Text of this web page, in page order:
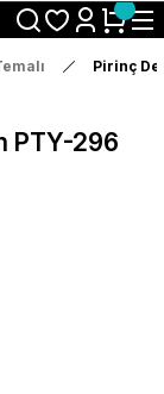
İndirimi Kaçırma
Pirinç
PTY-296